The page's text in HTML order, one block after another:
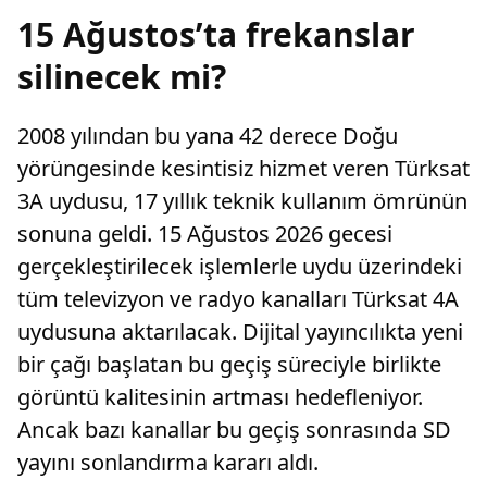
15 Ağustos’ta frekanslar
silinecek mi?
2008 yılından bu yana 42 derece Doğu
yörüngesinde kesintisiz hizmet veren Türksat
3A uydusu, 17 yıllık teknik kullanım ömrünün
sonuna geldi. 15 Ağustos 2026 gecesi
gerçekleştirilecek işlemlerle uydu üzerindeki
tüm televizyon ve radyo kanalları Türksat 4A
uydusuna aktarılacak. Dijital yayıncılıkta yeni
bir çağı başlatan bu geçiş süreciyle birlikte
görüntü kalitesinin artması hedefleniyor.
Ancak bazı kanallar bu geçiş sonrasında SD
yayını sonlandırma kararı aldı.